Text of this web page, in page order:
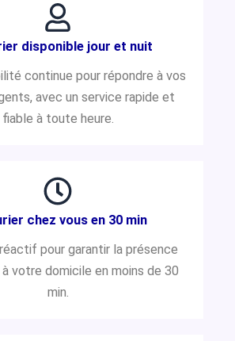
disponible jour et nuit
continue pour répondre à vos
avec un service rapide et
fiable à toute heure.
chez vous en 30 min
pour garantir la présence
à votre domicile en moins de 30
min.